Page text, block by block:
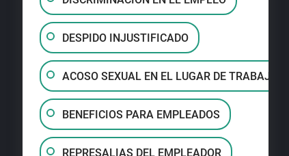
DESPIDO INJUSTIFICADO
ACOSO SEXUAL EN EL LUGAR DE TRABAJO
BENEFICIOS PARA EMPLEADOS
REPRESALIAS DEL EMPLEADOR